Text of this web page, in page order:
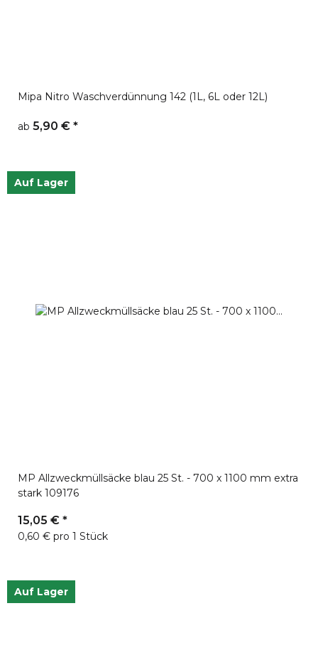
Mipa Nitro Waschverdünnung 142 (1L, 6L oder 12L)
ab 5,90 € *
Auf Lager
MP Allzweckmüllsäcke blau 25 St. - 700 x 1100 mm extra
stark 109176
15,05 € *
0,60 € pro 1 Stück
Auf Lager